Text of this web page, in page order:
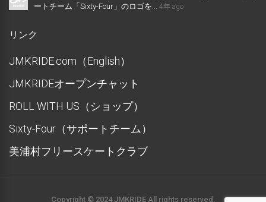
ートチーム「Sixty-Four」のロゴを...
4年 ago
リンク
JMKRIDE.com（English）
JMKRIDEオープンチャット
ROLL WITH US（ショップ）
Sixty-Four（サポートチーム）
美浦村フリースケートクラブ
Copyright © 2024 JMKRIDE All rights reserved.